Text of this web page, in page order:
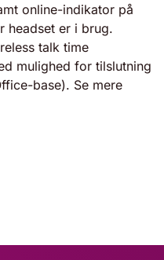
online-indikator på
headset er i brug.
talk time
mulighed for tilslutning
base). Se mere